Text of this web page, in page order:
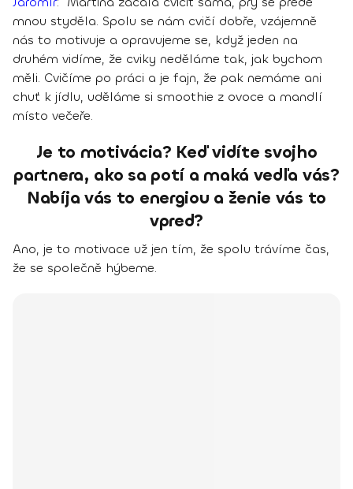
mnou styděla. Spolu se nám cvičí dobře, vzájemně
nás to motivuje a opravujeme se, když jeden na
druhém vidíme, že cviky neděláme tak, jak bychom
měli. Cvičíme po práci a je fajn, že pak nemáme ani
chuť k jídlu, uděláme si smoothie z ovoce a mandlí
místo večeře.
Je to motivácia? Keď vidíte svojho
partnera, ako sa potí a maká vedľa vás?
Nabíja vás to energiou a ženie vás to
vpred?
Ano, je to motivace už jen tím, že spolu trávíme čas,
že se společně hýbeme.